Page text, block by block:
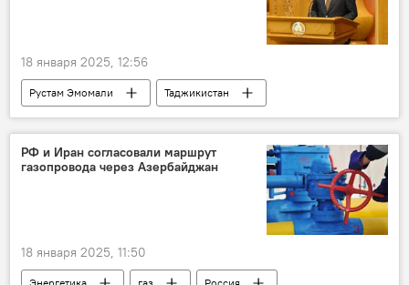
18 января 2025, 12:56
Рустам Эмомали
Таджикистан
Общество
Экономика
РФ и Иран согласовали маршрут
газопровода через Азербайджан
18 января 2025, 11:50